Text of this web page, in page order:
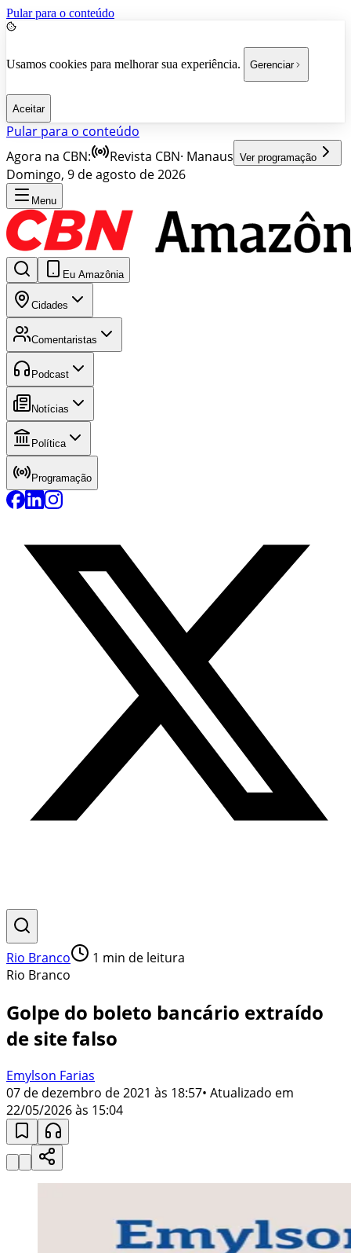
Pular para o conteúdo
Usamos cookies para melhorar sua experiência. Gerenciar
Aceitar
Pular para o conteúdo
Agora na CBN:
Revista CBN· Manaus Ver programação
Domingo, 9 de agosto de 2026
Menu
Eu Amazônia
Cidades
Comentaristas
Podcast
Notícias
Política
Programação
Rio Branco 1 min de leitura
Rio Branco
Golpe do boleto bancário extraído
de site falso
Emylson Farias
07 de dezembro de 2021 às 18:57• Atualizado em
22/05/2026 às 15:04